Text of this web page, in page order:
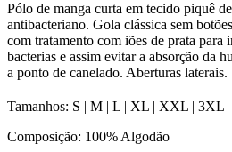
Pólo de manga curta em tecido piquê
antibacteriano. Gola clássica sem
com tratamento com iões de prata para
bacterias e assim evitar a absorção da
a ponto de canelado. Aberturas laterais.
Tamanhos: S | M | L | XL | XXL | 3XL
Composição: 100% Algodão